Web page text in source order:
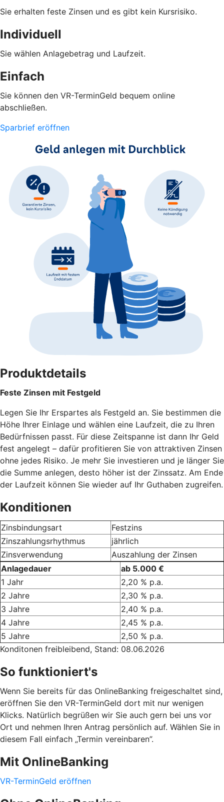
Sie erhalten feste Zinsen und es gibt kein Kursrisiko.
Individuell
Sie wählen Anlagebetrag und Laufzeit.
Einfach
Sie können den VR-TerminGeld bequem online
abschließen.
Sparbrief eröffnen
Produktdetails
Feste Zinsen mit Festgeld
Legen Sie Ihr Erspartes als Festgeld an. Sie bestimmen die
Höhe Ihrer Einlage und wählen eine Laufzeit, die zu Ihren
Bedürfnissen passt. Für diese Zeitspanne ist dann Ihr Geld
fest angelegt – dafür profitieren Sie von attraktiven Zinsen
ohne jedes Risiko. Je mehr Sie investieren und je länger Sie
die Summe anlegen, desto höher ist der Zinssatz. Am Ende
der Laufzeit können Sie wieder auf Ihr Guthaben zugreifen.
Konditionen
Zinsbindungsart
Festzins
Zinszahlungsrhythmus
jährlich
Zinsverwendung
Auszahlung der Zinsen
Anlagedauer
ab 5.000 €
1 Jahr
2,20 % p.a.
2 Jahre
2,30 % p.a.
3 Jahre
2,40 % p.a.
4 Jahre
2,45 % p.a.
5 Jahre
2,50 % p.a.
Konditonen freibleibend, Stand: 08.06.2026
So funktioniert's
Wenn Sie bereits für das OnlineBanking freigeschaltet sind,
eröffnen Sie den VR-TerminGeld dort mit nur wenigen
Klicks. Natürlich begrüßen wir Sie auch gern bei uns vor
Ort und nehmen Ihren Antrag persönlich auf. Wählen Sie in
diesem Fall einfach „Termin vereinbaren”.
Mit OnlineBanking
VR-TerminGeld eröffnen